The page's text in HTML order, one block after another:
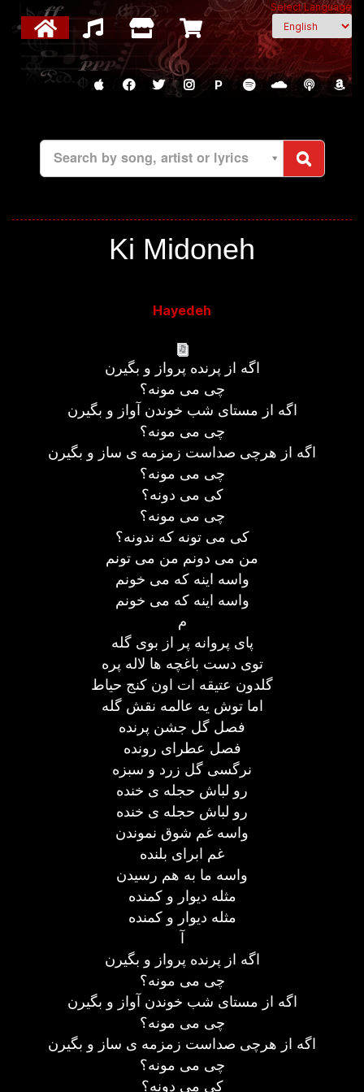
Select Language
P
Search by song, artist or lyrics
Ki Midoneh
Hayedeh
اگه از پرنده پرواز و بگیرن
چی می مونه؟
اگه از مستای شب خوندن آواز و بگیرن
چی می مونه؟
اگه از هرچی صداست زمزمه ی ساز و بگیرن
چی می مونه؟
کی می دونه؟
چی می مونه؟
کی می تونه که ندونه؟
من می دونم من می تونم
واسه اینه که می خونم
واسه اینه که می خونم
م
پای پروانه پر از بوی گله
توی دست باغچه ها لاله پره
گلدون عتیقه ات اون کنج حیاط
اما توش یه عالمه نقش گله
فصل گل جشن پرنده
فصل عطرای رونده
نرگسی گل زرد و سبزه
رو لباش حجله ی خنده
رو لباش حجله ی خنده
واسه غم شوق نموندن
غم ابرای بلنده
واسه ما به هم رسیدن
مثله دیوار و کمنده
مثله دیوار و کمنده
آ
اگه از پرنده پرواز و بگیرن
چی می مونه؟
اگه از مستای شب خوندن آواز و بگیرن
چی می مونه؟
اگه از هرچی صداست زمزمه ی ساز و بگیرن
چی می مونه؟
کی می دونه؟